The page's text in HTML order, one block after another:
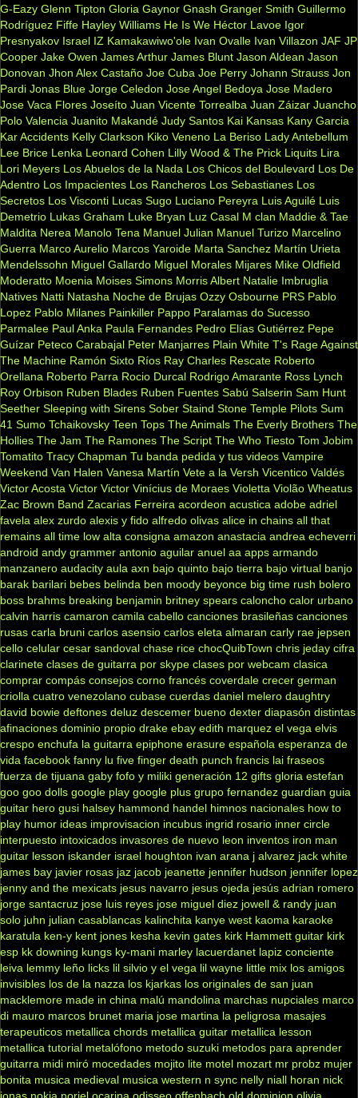
G-Eazy Glenn Tipton Gloria Gaynor Gnash Granger Smith Guillermo
Rodríguez Fiffe Hayley Williams He Is We Héctor Lavoe Igor
Presnyakov Israel IZ Kamakawiwo'ole Ivan Ovalle Ivan Villazon JAF JP
Cooper Jake Owen James Arthur James Blunt Jason Aldean Jason
Donovan Jhon Alex Castaño Joe Cuba Joe Perry Johann Strauss Jon
Pardi Jonas Blue Jorge Celedon Jose Angel Bedoya Jose Madero
Jose Vaca Flores Joseíto Juan Vicente Torrealba Juan Záizar Juancho
Polo Valencia Juanito Makandé Judy Santos Kai Kansas Kany Garcia
Kar Accidents Kelly Clarkson Kiko Veneno La Beriso Lady Antebellum
Lee Brice Lenka Leonard Cohen Lilly Wood & The Prick Liquits Lira
Lori Meyers Los Abuelos de la Nada Los Chicos del Boulevard Los De
Adentro Los Impacientes Los Rancheros Los Sebastianes Los
Secretos Los Visconti Lucas Sugo Luciano Pereyra Luis Aguilé Luis
Demetrio Lukas Graham Luke Bryan Luz Casal M clan Maddie & Tae
Maldita Nerea Manolo Tena Manuel Julian Manuel Turizo Marcelino
Guerra Marco Aurelio Marcos Yaroide Marta Sanchez Martín Urieta
Mendelssohn Miguel Gallardo Miguel Morales Mijares Mike Oldfield
Moderatto Moenia Moises Simons Morris Albert Natalie Imbruglia
Natives Natti Natasha Noche de Brujas Ozzy Osbourne PRS Pablo
Lopez Pablo Milanes Painkiller Pappo Paralamas do Sucesso
Parmalee Paul Anka Paula Fernandes Pedro Elías Gutiérrez Pepe
Guízar Peteco Carabajal Peter Manjarres Plain White T's Rage Against
The Machine Ramón Sixto Ríos Ray Charles Rescate Roberto
Orellana Roberto Parra Rocio Durcal Rodrigo Amarante Ross Lynch
Roy Orbison Ruben Blades Ruben Fuentes Sabú Salserin Sam Hunt
Seether Sleeping with Sirens Sober Staind Stone Temple Pilots Sum
41 Sumo Tchaikovsky Teen Tops The Animals The Everly Brothers The
Hollies The Jam The Ramones The Script The Who Tiesto Tom Jobim
Tomatito Tracy Chapman Tu banda pedida y tus videos Vampire
Weekend Van Halen Vanesa Martín Vete a la Versh Vicentico Valdés
Victor Acosta Victor Victor Vinícius de Moraes Violetta Violão Wheatus
Zac Brown Band Zacarias Ferreira acordeon acustica adobe adriel
favela alex zurdo alexis y fido alfredo olivas alice in chains all that
remains all time low alta consigna amazon anastacia andrea echeverri
android andy grammer antonio aguilar anuel aa apps armando
manzanero audacity aula axn bajo quinto bajo tierra bajo virtual banjo
barak barilari bebes belinda ben moody beyonce big time rush bolero
boss brahms breaking benjamin britney spears caloncho calor urbano
calvin harris camaron camila cabello canciones brasileñas canciones
rusas carla bruni carlos asensio carlos eleta almaran carly rae jepsen
cello celular cesar sandoval chase rice chocQuibTown chris jeday cifra
clarinete clases de guitarra por skype clases por webcam clasica
comprar compás consejos corno francés coverdale crecer german
criolla cuatro venezolano cubase cuerdas daniel melero daughtry
david bowie deftones deluz descemer bueno dexter diapasón distintas
afinaciones dominio propio drake ebay edith marquez el vega elvis
crespo enchufa la guitarra epiphone erasure española esperanza de
vida facebook fanny lu five finger death punch francis lai fraseos
fuerza de tijuana gaby fofo y miliki generación 12 gifts gloria estefan
goo goo dolls google play google plus grupo fernandez guardian guia
guitar hero gusi halsey hammond handel himnos nacionales how to
play humor ideas improvisacion incubus ingrid rosario inner circle
interpuesto intoxicados invasores de nuevo leon inventos iron man
guitar lesson iskander israel houghton ivan arana j alvarez jack white
james bay javier rosas jaz jacob jeanette jennifer hudson jennifer lopez
jenny and the mexicats jesus navarro jesus ojeda jesús adrian romero
jorge santacruz jose luis reyes jose miguel diez jowell & randy juan
solo juhn julian casablancas kalinchita kanye west kaoma karaoke
karatula ken-y kent jones kesha kevin gates kirk Hammett guitar kirk
esp kk downing kungs ky-mani marley lacuerdanet lapiz conciente
leiva lemmy leño licks lil silvio y el vega lil wayne little mix los amigos
invisibles los de la nazza los kjarkas los originales de san juan
macklemore made in china malú mandolina marchas nupciales marco
di mauro marcos brunet maria jose martina la peligrosa masajes
terapeuticos metallica chords metallica guitar metallica lesson
metallica tutorial metalófono metodo suzuki metodos para aprender
guitarra midi miró mocedades mojito lite motel mozart mr probz mujer
bonita musica medieval musica western n sync nelly niall horan nick
jonas nokia noriel ocarina odisseo offenbach old dominion olivia